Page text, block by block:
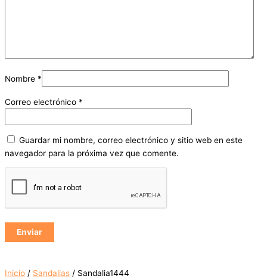
Nombre *
Correo electrónico *
Guardar mi nombre, correo electrónico y sitio web en este
navegador para la próxima vez que comente.
Inicio / Sandalias / Sandalia1444